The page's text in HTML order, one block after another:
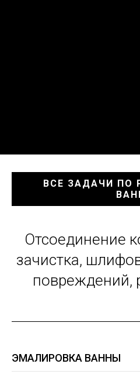
ВСЕ ЗАДАЧИ ПО
Отсоединение
зачистка,
повреждений,
ЭМАЛИРОВКА ВАННЫ